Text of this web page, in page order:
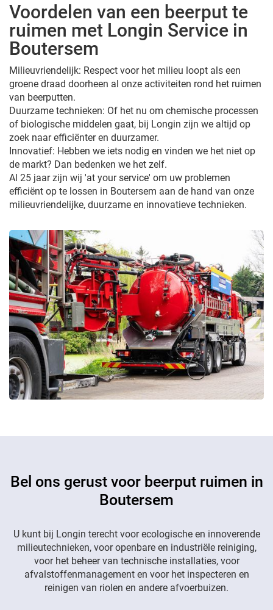
Voordelen van een beerput te
ruimen met Longin Service in
Boutersem
Milieuvriendelijk: Respect voor het milieu loopt als een
groene draad doorheen al onze activiteiten rond het ruimen
van beerputten.
Duurzame technieken: Of het nu om chemische processen
of biologische middelen gaat, bij Longin zijn we altijd op
zoek naar efficiënter en duurzamer.
Innovatief: Hebben we iets nodig en vinden we het niet op
de markt? Dan bedenken we het zelf.
Al 25 jaar zijn wij 'at your service' om uw problemen
efficiënt op te lossen in Boutersem aan de hand van onze
milieuvriendelijke, duurzame en innovatieve technieken.
Bel ons gerust voor beerput ruimen in
Boutersem
U kunt bij Longin terecht voor ecologische en innoverende
milieutechnieken, voor openbare en industriële reiniging,
voor het beheer van technische installaties, voor
afvalstoffenmanagement en voor het inspecteren en
reinigen van riolen en andere afvoerbuizen.